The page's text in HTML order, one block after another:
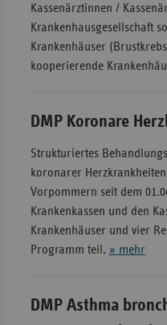
Kassenärztinnen /
Krankenhausgesellschaft
Krankenhäuser
kooperierende
DMP Koronare
Strukturiertes
koronarer
Vorpommern seit dem
Krankenkassen und den
Krankenhäuser und vier
Programm teil. » mehr
DMP Asthma